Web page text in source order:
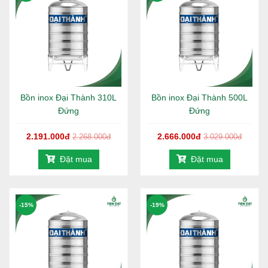
Dung tích: 2000L, đáp ứng tốt nhu cầu cho mọi gia
đình từ 4 - 6 người sử dụng nước hằng ngày.
Chất liệu:Bồn được sản xuất từ inox SUS 304 cao
cấp, chống gỉ sét, chống ăn mòn hiệu quả, đảm bảo
nguồn nước luôn sạch và an toàn cho sức khỏe
người dùng.
Thiết kế:Kiểu dáng đứng gọn gàng, chắc chắn, tiết
kiệm diện tích lắp đặt; bề mặt sáng bóng, mang lại
Thân bồn:Thiết kế đa gân tăng cứng theo tiêu
chuẩn Đại Thành, giúp bồn chịu lực tốt, hạn chế móp
méo và biến dạng trong quá trình sử dụng lâu dài.
độ ổn định và an toàn khi lắp đặt trên nhiều vị trí
Sản xuất:Ứng dụng công nghệ hàn lăn tự động tiên
tiến trên dây chuyền hiện đại, mối hàn đều – kín –
chắc, hạn chế rò rỉ hiệu quả.
Bảo hành:
Chính hãng 12 năm Đại Thành.
Bồn inox Đại Thành 310L
Đứng
2.191.000đ 2.268.000đ
Đặt mua
Bồn inox Đại Thành 500L
Đứng
2.666.000đ 3.029.000đ
Đặt mua
-15% -19%